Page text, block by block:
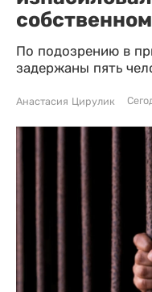
По подозрению в
задержаны пять
Анастасия Цирулик